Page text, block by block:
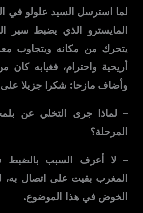
لما استرسل السيد علولو في
المايسترو الذي يضبط سير
يتحرك من مكانه ويتجاوب
أريحية واحترام، فغيابه
وأضاف مازحا: شكرا جزيلا على
– لماذا جرى التخلي عن
المرحلة؟
– لا أعرف السبب بالضبط
المغرب بقيت على اتصال
الخوض في هذا الموضوع.